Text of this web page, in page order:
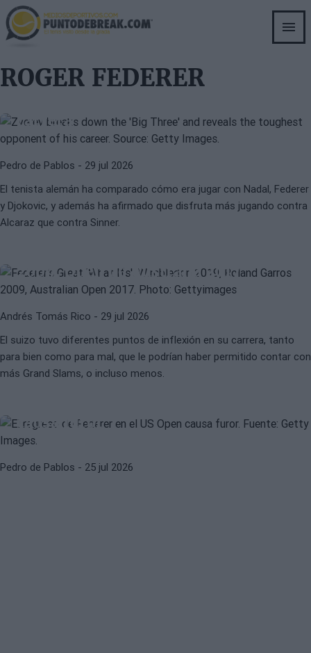
Skip
to
main
ROGER FEDERER
Zverev desglosa al 'Big Three' y
carrera
Pedro de Pablos - 29 jul 2026
El tenista alemán ha comparado cómo era jugar con Nadal, Federer
y Djokovic, y además ha afirmado que disfruta más jugando contra
Alcaraz que contra Sinner.
ATPROGER FEDERER
Los grandes ‘What If’ de Federer:
2009, Open de Australia 2017
Andrés Tomás Rico - 29 jul 2026
El suizo tuvo diferentes puntos de inflexión en su carrera, tanto
para bien como para mal, que le podrían haber permitido contar con
más Grand Slams, o incluso menos.
ATP ROGER FEDERER
causa furor
Pedro de Pablos - 25 jul 2026